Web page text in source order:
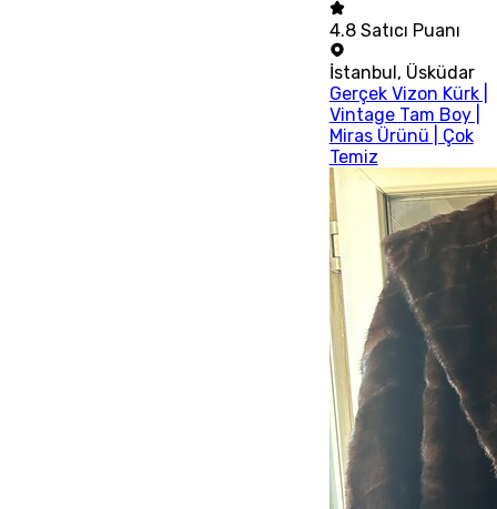
4.8 Satıcı Puanı
İstanbul, Üsküdar
Gerçek Vizon Kürk |
Vintage Tam Boy |
Miras Ürünü | Çok
Temiz